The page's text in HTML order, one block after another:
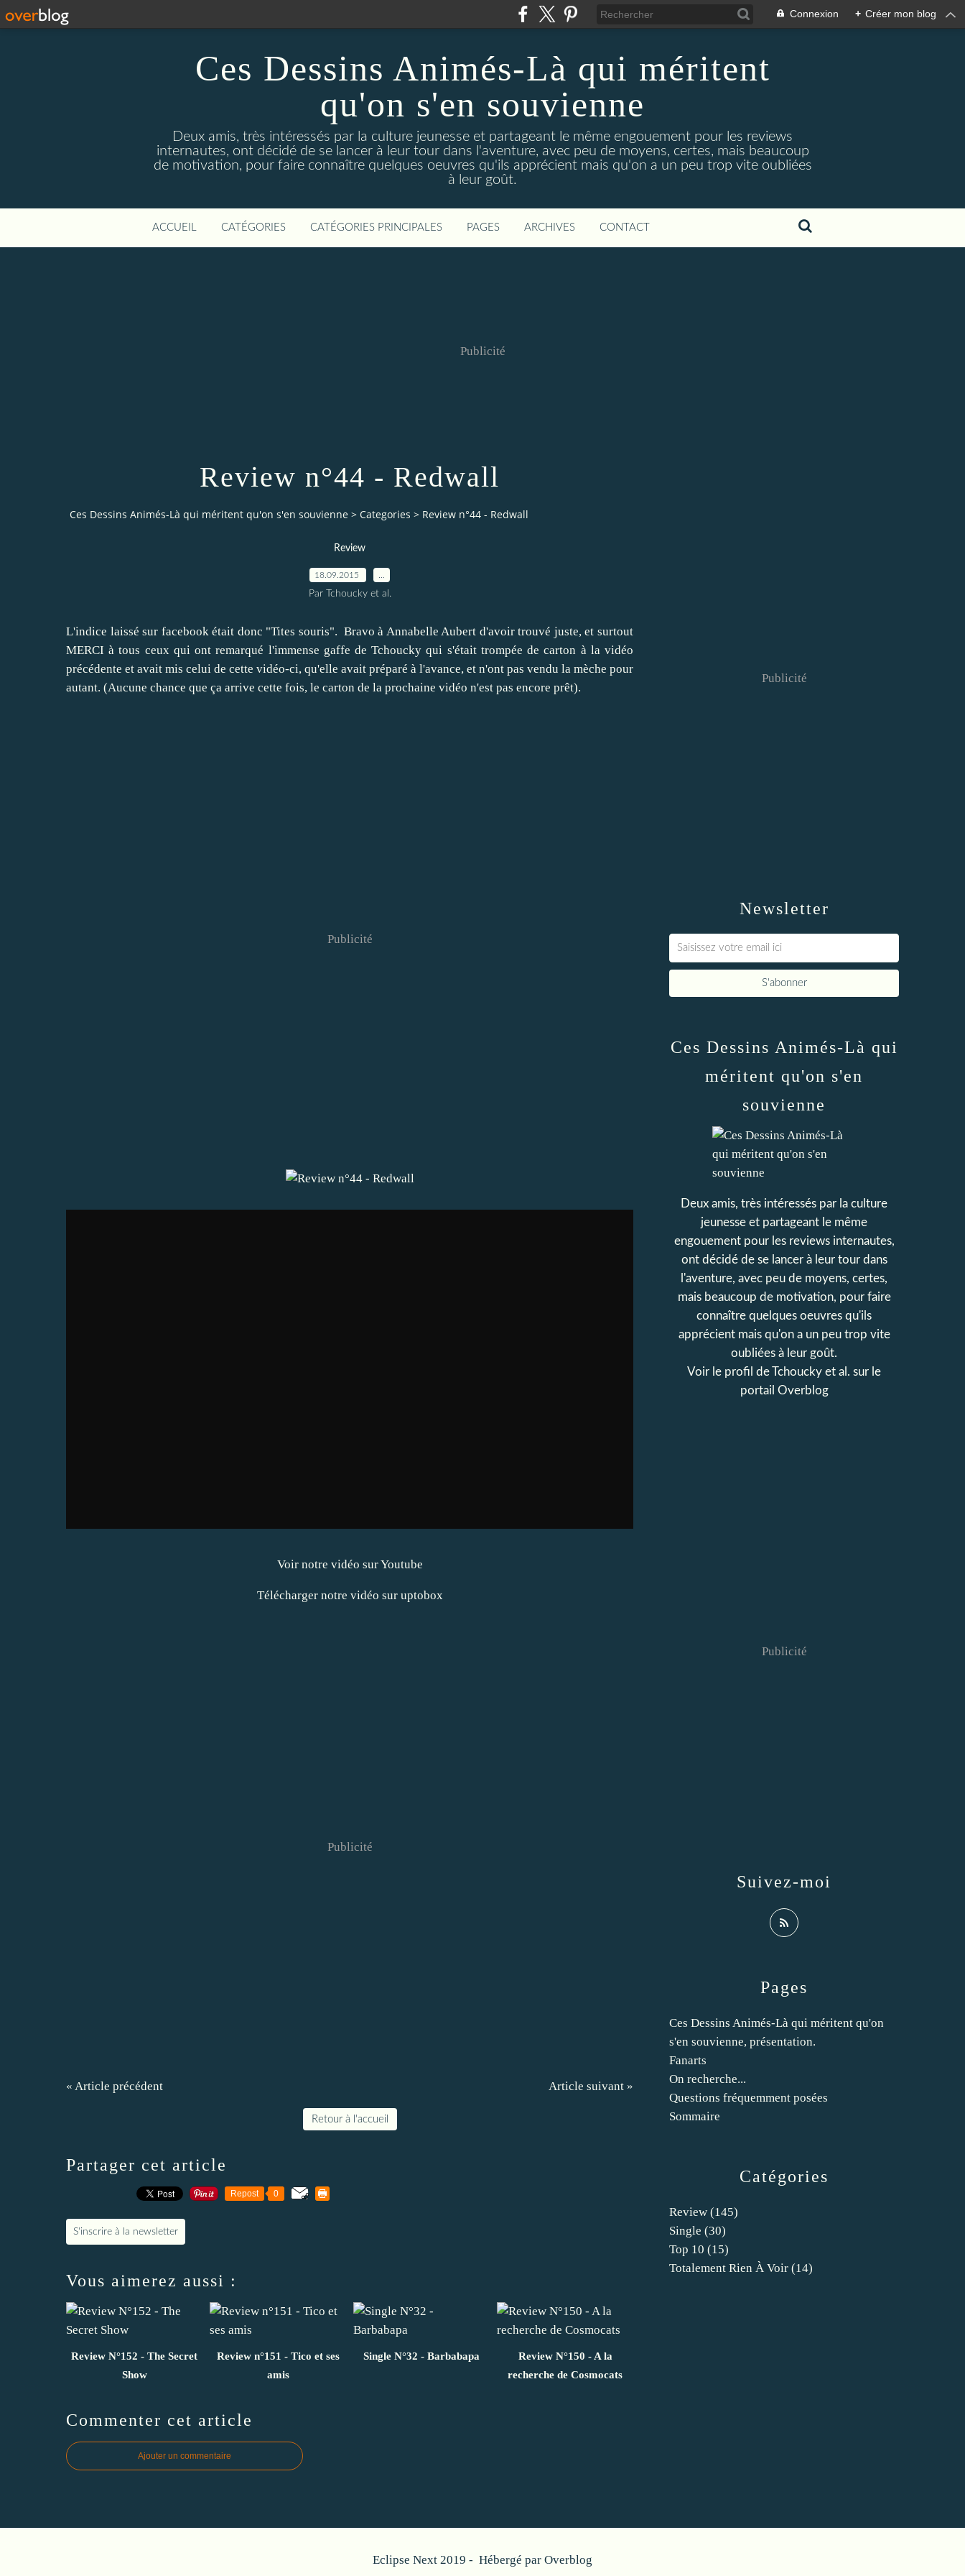
Connexion + Créer mon blog
Ces Dessins Animés-Là qui méritent
qu'on s'en souvienne
Deux amis, très intéressés par la culture jeunesse et partageant le même engouement pour les reviews
internautes, ont décidé de se lancer à leur tour dans l'aventure, avec peu de moyens, certes, mais beaucoup
de motivation, pour faire connaître quelques oeuvres qu'ils apprécient mais qu'on a un peu trop vite oubliées
à leur goût.
ACCUEIL CATÉGORIES CATÉGORIES PRINCIPALES PAGES ARCHIVES CONTACT
Publicité
Review n°44 - Redwall
Ces Dessins Animés-Là qui méritent qu'on s'en souvienne > Categories > Review n°44 - Redwall
Review
18.09.2015
Par Tchoucky et al.
L'indice laissé sur facebook était donc "Tites souris". Bravo à Annabelle Aubert d'avoir trouvé juste, et surtout
MERCI à tous ceux qui ont remarqué l'immense gaffe de Tchoucky qui s'était trompée de carton à la vidéo
précédente et avait mis celui de cette vidéo-ci, qu'elle avait préparé à l'avance, et n'ont pas vendu la mèche pour
autant. (Aucune chance que ça arrive cette fois, le carton de la prochaine vidéo n'est pas encore prêt).
Publicité
Voir notre vidéo sur Youtube
Télécharger notre vidéo sur uptobox
Publicité
« Article précédent Article suivant »
Retour à l'accueil
Partager cet article
Repost 0
S'inscrire à la newsletter
Vous aimerez aussi :
Review N°152 - The Secret
Show
Review n°151 - Tico et ses
amis
Single N°32 - Barbabapa
Review N°150 - A la
recherche de Cosmocats
Commenter cet article
Ajouter un commentaire
Newsletter
Publicité
Catégories
Review (145)
Single (30)
Top 10 (15)
Totalement Rien À Voir (14)
Pages
Ces Dessins Animés-Là qui méritent qu'on
s'en souvienne, présentation.
Fanarts
On recherche...
Questions fréquemment posées
Sommaire
Ces Dessins Animés-Là qui
méritent qu'on s'en
souvienne
Deux amis, très intéressés par la culture
jeunesse et partageant le même
engouement pour les reviews internautes,
ont décidé de se lancer à leur tour dans
l'aventure, avec peu de moyens, certes,
mais beaucoup de motivation, pour faire
connaître quelques oeuvres qu'ils
apprécient mais qu'on a un peu trop vite
oubliées à leur goût.
Voir le profil deTchoucky et al. sur le
portail Overblog
Suivez-moi
Publicité
Eclipse Next 2019 - Hébergé par Overblog